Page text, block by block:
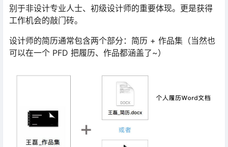
别于非设计专业人士、初级设计师的重要体现。更是获得
工作机会的敲门砖。
设计师的简历通常包含两个部分：简历 + 作品集（当然也
可以在一个 PFD 把履历、作品都涵盖了~）